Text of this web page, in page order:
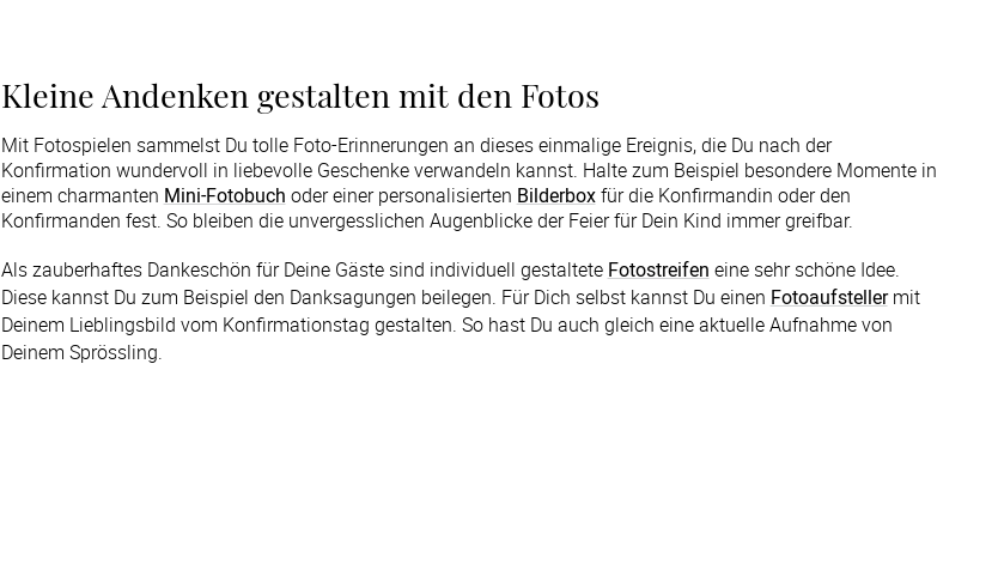
Kleine Andenken gestalten mit den Fotos
Mit Fotospielen sammelst Du tolle Foto-Erinnerungen an dieses einmalige Ereignis, die Du nach der
Konfirmation wundervoll in liebevolle Geschenke verwandeln kannst. Halte zum Beispiel besondere Momente in
einem charmanten Mini-Fotobuch oder einer personalisierten Bilderboxfür die Konfirmandin oder den
Konfirmanden fest. So bleiben die unvergesslichen Augenblicke der Feier für Dein Kind immer greifbar.
Als zauberhaftes Dankeschön für Deine Gäste sind individuell gestaltete Fotostreifen eine sehr schöne Idee.
Diese kannst Du zum Beispiel den Danksagungen beilegen. Für Dich selbst kannst Du einen Fotoaufsteller mit
Deinem Lieblingsbild vom Konfirmationstag gestalten. So hast Du auch gleich eine aktuelle Aufnahme von
Deinem Sprössling.